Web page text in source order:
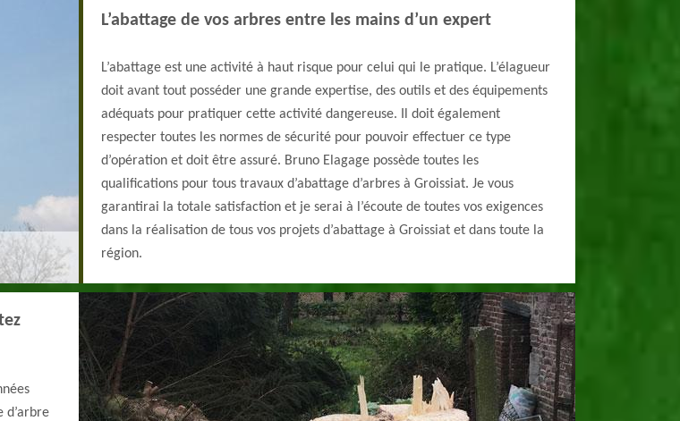
L’abattage de vos arbres entre les mains d’un expert
L’abattage est une activité à haut risque pour celui qui le pratique. L’élagueur
doit avant tout posséder une grande expertise, des outils et des équipements
adéquats pour pratiquer cette activité dangereuse. Il doit également
respecter toutes les normes de sécurité pour pouvoir effectuer ce type
d’opération et doit être assuré. Bruno Elagage possède toutes les
qualifications pour tous travaux d’abattage d’arbres à Groissiat. Je vous
garantirai la totale satisfaction et je serai à l’écoute de toutes vos exigences
dans la réalisation de tous vos projets d’abattage à Groissiat et dans toute la
région.
d’arbre